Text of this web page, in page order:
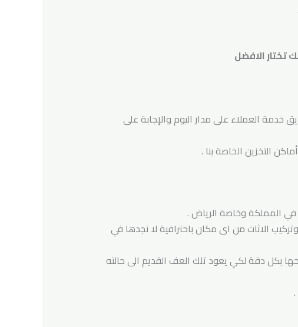
خدمة العملاء على مدار اليوم والإجابة على
التخزين الخاصة بنا .
المملكة وخاصة الرياض .
الاثاث من اى مكان باحترافية لا تجدها في
بكل دقة لكي يعود تلك العف القديم الى حالته
.